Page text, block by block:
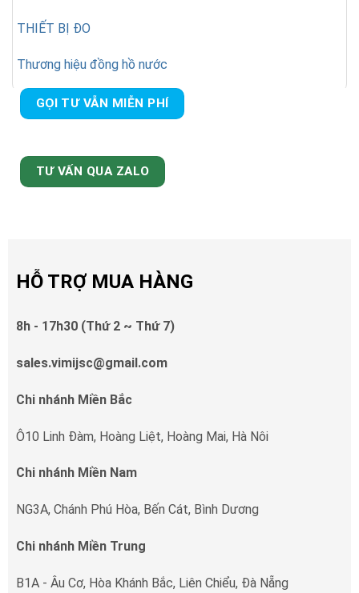
THIẾT BỊ ĐO
Thương hiệu đồng hồ nước
GỌI TƯ VẪN MIỄN PHÍ
TƯ VẤN QUA ZALO
HỖ TRỢ MUA HÀNG
8h - 17h30 (Thứ 2 ~ Thứ 7)
sales.vimijsc@gmail.com
Chi nhánh Miền Bắc
Ô10 Linh Đàm, Hoàng Liệt, Hoàng Mai, Hà Nôi
Chi nhánh Miền Nam
NG3A, Chánh Phú Hòa, Bến Cát, Bình Dương
Chi nhánh Miền Trung
B1A - Âu Cơ, Hòa Khánh Bắc, Liên Chiểu, Đà Nẵng